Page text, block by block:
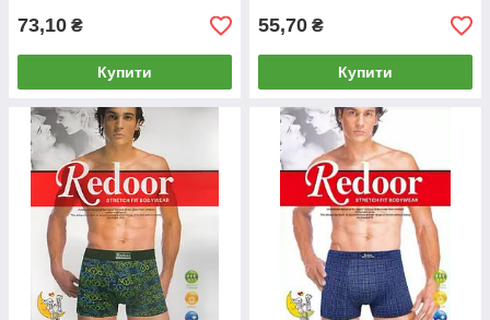
73,10 ₴
Купити
55,70 ₴
Купити